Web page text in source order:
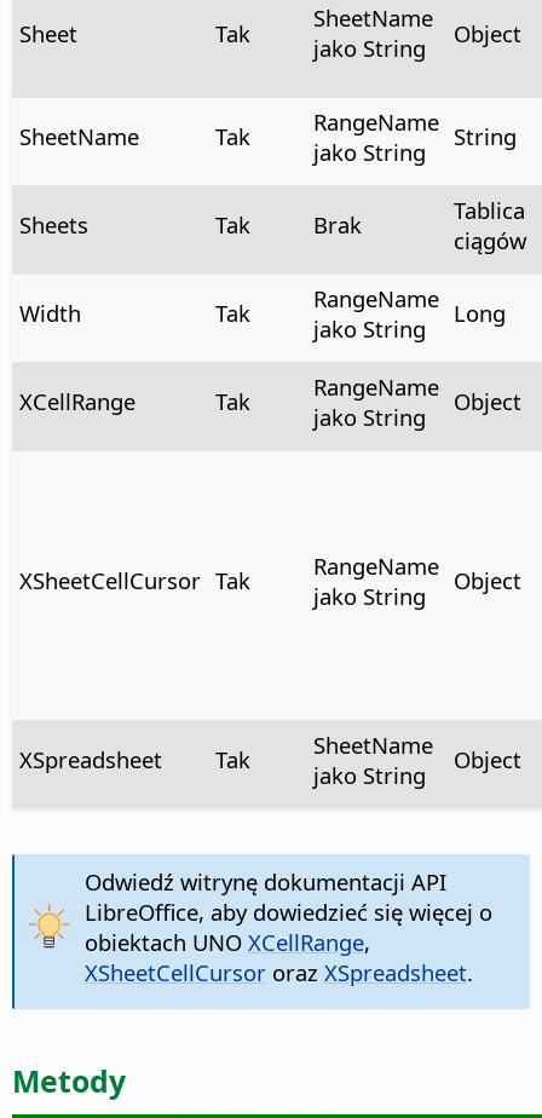
Sheet Tak
SheetName
jako String
Object
SheetName Tak
RangeName
jako String
String
Sheets Tak Brak
Tablica
ciągów
Width Tak
RangeName
jako String
Long
XCellRange Tak
RangeName
jako String
Object
XSheetCellCursor Tak
RangeName
jako String
Object
XSpreadsheet Tak
SheetName
jako String
Object
Odwiedź witrynę dokumentacji API
LibreOffice, aby dowiedzieć się więcej o
obiektach UNO XCellRange,
XSheetCellCursororaz XSpreadsheet.
Metody